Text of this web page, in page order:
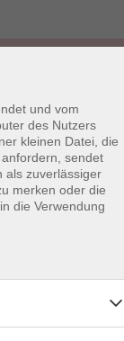
Öffnungszeiten
und vom
des Nutzers
kleinen Datei, die
sendet
als zuverlässiger
merken oder die
die Verwendung